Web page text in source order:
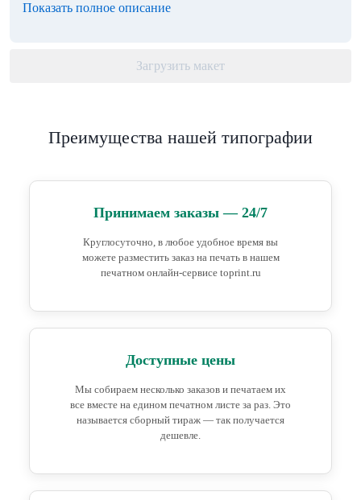
Показать полное описание
Загрузить макет
Преимущества нашей типографии
Принимаем заказы — 24/7
Круглосуточно, в любое удобное время вы
можете разместить заказ на печать в нашем
печатном онлайн-сервисе toprint.ru
Доступные цены
Мы собираем несколько заказов и печатаем их
все вместе на едином печатном листе за раз. Это
называется сборный тираж — так получается
дешевле.